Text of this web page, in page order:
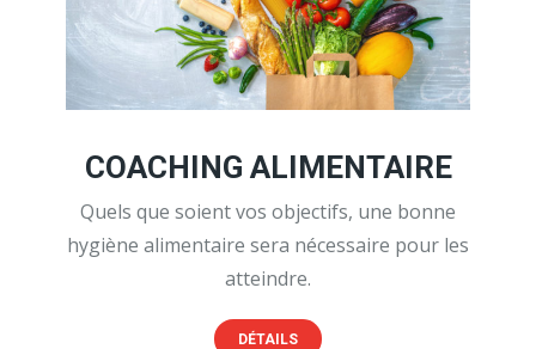
COACHING ALIMENTAIRE
Quels que soient vos objectifs, une bonne
hygiène alimentaire sera nécessaire pour les
atteindre.
DÉTAILS